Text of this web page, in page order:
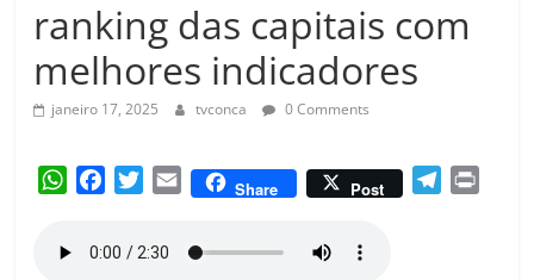
Amorim
ranking das capitais com
melhores indicadores
janeiro 17, 2025 tvconca 0 Comments
W
e
t
E
Share Post